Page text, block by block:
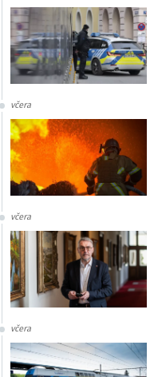
včera
včera
včera